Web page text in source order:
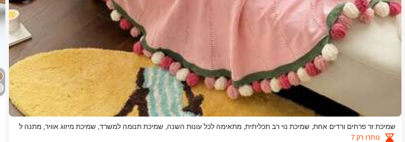
שמיכת זר פרחים ורדים אחת, שמיכת נוי רב תכליתית, מתאימה לכל עונות השנה, שמיכת תנומה למשרד, שמיכת מיזוג אוויר, מתנה ל
חברה, מתנת יום הולדת
נותרו רק 7